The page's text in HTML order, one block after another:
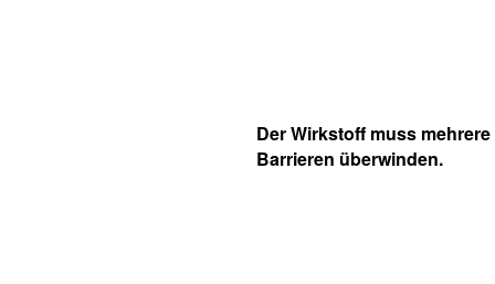
Der Wirkstoff muss mehrere
Barrieren überwinden.